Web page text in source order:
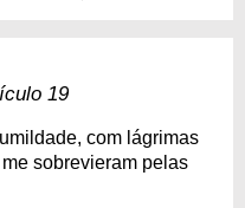
19
com lágrimas
sobrevieram pelas